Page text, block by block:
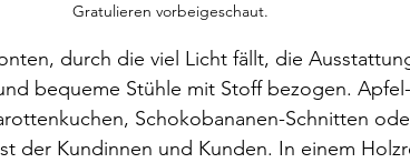
Gratulieren vorbeigeschaut.
durch die viel Licht fällt, die
bequeme Stühle mit Stoff bezogen.
Schokobananen-Schnitten
der Kundinnen und Kunden. In einem